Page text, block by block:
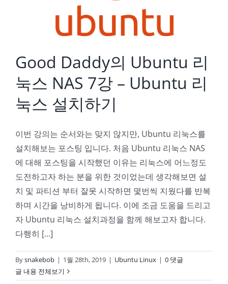
Good Daddy의 Ubuntu 리
눅스 NAS 7강 – Ubuntu 리
눅스 설치하기
이번 강의는 순서와는 맞지 않지만, Ubuntu 리눅스를
설치해보는 포스팅 입니다. 처음 Ubuntu 리눅스 NAS
에 대해 포스팅을 시작했던 이유는 리눅스에 어느정도
도전하고자 하는 분을 위한 것이었는데 생각해보면 설
치 및 파티션 부터 잘못 시작하면 몇번씩 지웠다를 반복
하며 시간을 낭비하게 됩니다. 이에 조금 도움을 드리고
자 Ubuntu 리눅스 설치과정을 함께 해보고자 합니다.
다행히 [...]
Bysnakebob | 1월 28th, 2019 | Ubuntu Linux | 0 댓글
글 내용 전체보기